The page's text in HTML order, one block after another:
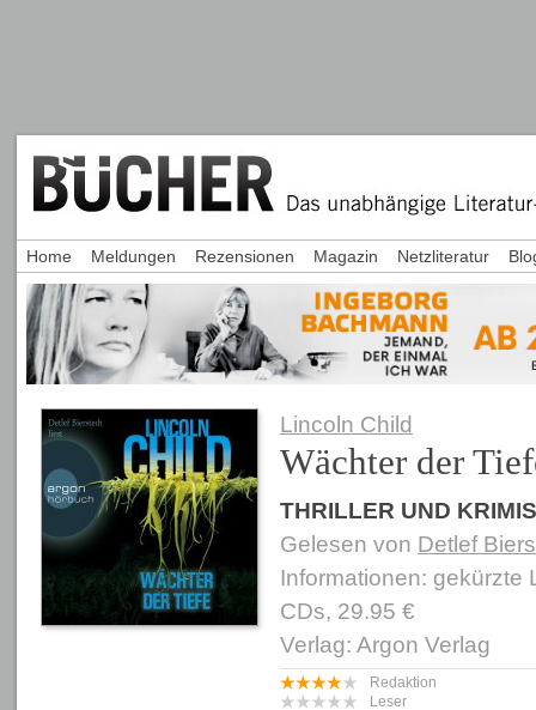
Lincoln Child
Wächter der
THRILLER UND KRIMIS
Gelesen von Detlef
Informationen: gekürzte
CDs, 29.95 €
Verlag: Argon Verlag
Redaktion
Leser
Home Meldungen Rezensionen Magazin Netzliteratur